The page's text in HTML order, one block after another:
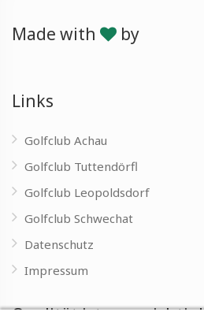
Made with by
Links
Golfclub Achau
Golfclub Tuttendörfl
Golfclub Leopoldsdorf
Golfclub Schwechat
Datenschutz
Impressum